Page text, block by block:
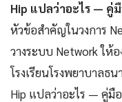
Hip แปลว่าอะไร — คู่
หัวข้อสำคัญในวงการ
วางระบบ Network ให้
โรงเรียนโรงพยาบาล
Hip แปลว่าอะไร — คู่มื